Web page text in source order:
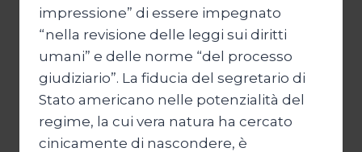
impressione” di essere impegnato
“nella revisione delle leggi sui diritti
umani” e delle norme “del processo
giudiziario”. La fiducia del segretario di
Stato americano nelle potenzialità del
regime, la cui vera natura ha cercato
cinicamente di nascondere, è